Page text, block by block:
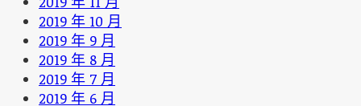
2019 年 10 月
2019 年 9 月
2019 年 8 月
2019 年 7 月
2019 年 6 月